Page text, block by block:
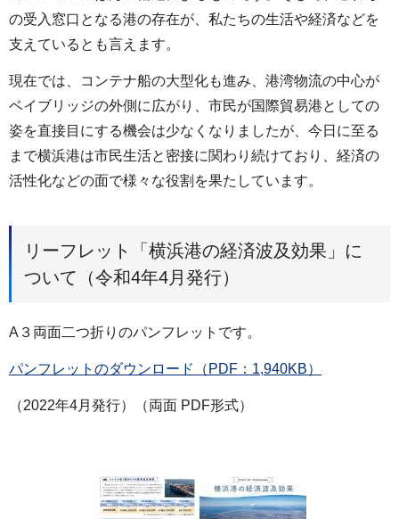
の受入窓口となる港の存在が、私たちの生活や経済などを
支えているとも言えます。
現在では、コンテナ船の大型化も進み、港湾物流の中心が
ベイブリッジの外側に広がり、市民が国際貿易港としての
姿を直接目にする機会は少なくなりましたが、今日に至る
まで横浜港は市民生活と密接に関わり続けており、経済の
活性化などの面で様々な役割を果たしています。
リーフレット「横浜港の経済波及効果」に
ついて（令和4年4月発行）
A３両面二つ折りのパンフレットです。
パンフレットのダウンロード（PDF：1,940KB）
（2022年4月発行）（両面 PDF形式）